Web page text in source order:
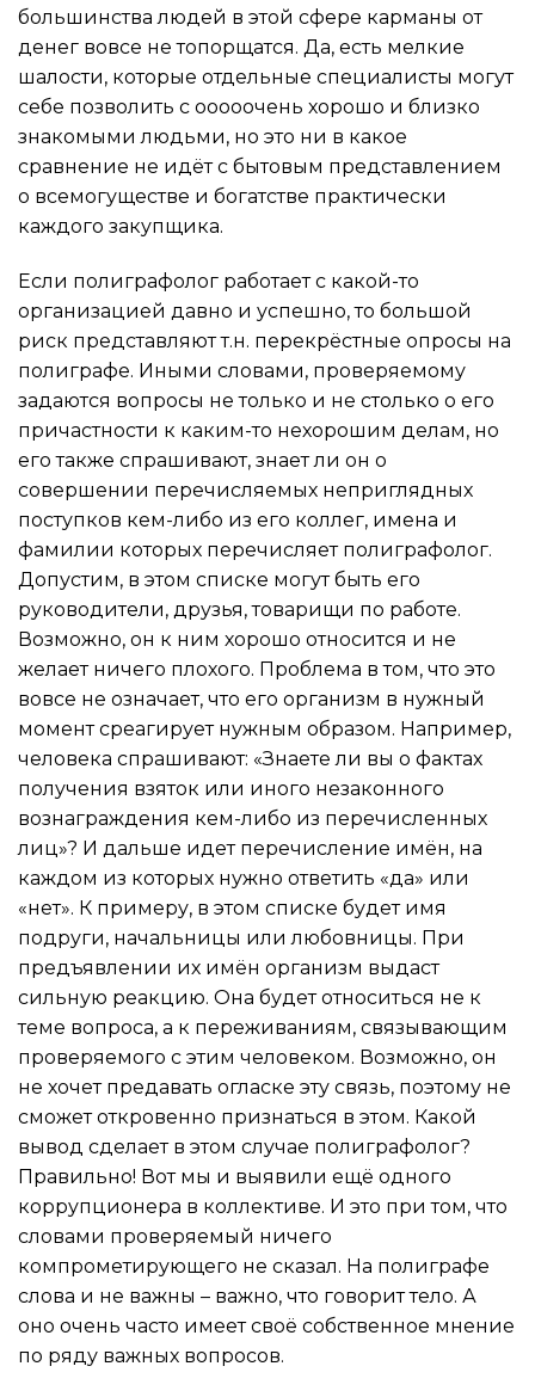
большинства людей в этой сфере карманы от
денег вовсе не топорщатся. Да, есть мелкие
шалости, которые отдельные специалисты могут
себе позволить с ооооочень хорошо и близко
знакомыми людьми, но это ни в какое
сравнение не идёт с бытовым представлением
о всемогуществе и богатстве практически
каждого закупщика.
Если полиграфолог работает с какой-то
организацией давно и успешно, то большой
риск представляют т.н. перекрёстные опросы на
полиграфе. Иными словами, проверяемому
задаются вопросы не только и не столько о его
причастности к каким-то нехорошим делам, но
его также спрашивают, знает ли он о
совершении перечисляемых неприглядных
поступков кем-либо из его коллег, имена и
фамилии которых перечисляет полиграфолог.
Допустим, в этом списке могут быть его
руководители, друзья, товарищи по работе.
Возможно, он к ним хорошо относится и не
желает ничего плохого. Проблема в том, что это
вовсе не означает, что его организм в нужный
момент среагирует нужным образом. Например,
человека спрашивают: «Знаете ли вы о фактах
получения взяток или иного незаконного
вознаграждения кем-либо из перечисленных
лиц»? И дальше идет перечисление имён, на
каждом из которых нужно ответить «да» или
«нет». К примеру, в этом списке будет имя
подруги, начальницы или любовницы. При
предъявлении их имён организм выдаст
сильную реакцию. Она будет относиться не к
теме вопроса, а к переживаниям, связывающим
проверяемого с этим человеком. Возможно, он
не хочет предавать огласке эту связь, поэтому не
сможет откровенно признаться в этом. Какой
вывод сделает в этом случае полиграфолог?
Правильно! Вот мы и выявили ещё одного
коррупционера в коллективе. И это при том, что
словами проверяемый ничего
компрометирующего не сказал. На полиграфе
слова и не важны – важно, что говорит тело. А
оно очень часто имеет своё собственное мнение
по ряду важных вопросов.